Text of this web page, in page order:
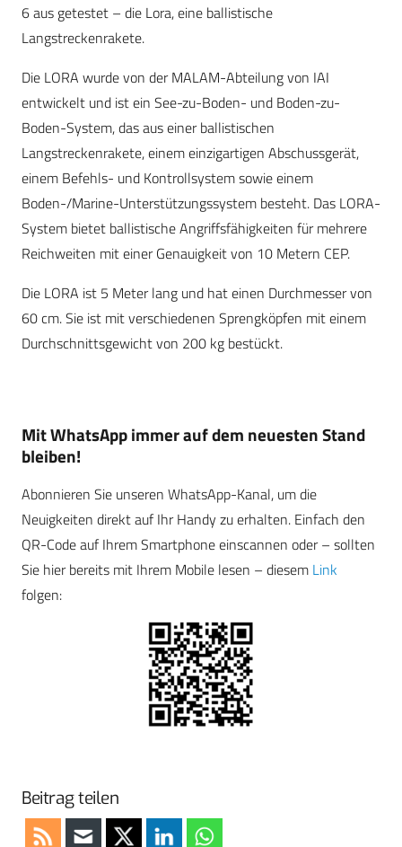
6 aus getestet – die Lora, eine ballistische
Langstreckenrakete.
Die LORA wurde von der MALAM-Abteilung von IAI
entwickelt und ist ein See-zu-Boden- und Boden-zu-
Boden-System, das aus einer ballistischen
Langstreckenrakete, einem einzigartigen Abschussgerät,
einem Befehls- und Kontrollsystem sowie einem
Boden-/Marine-Unterstützungssystem besteht. Das LORA-
System bietet ballistische Angriffsfähigkeiten für mehrere
Reichweiten mit einer Genauigkeit von 10 Metern CEP.
Die LORA ist 5 Meter lang und hat einen Durchmesser von
60 cm. Sie ist mit verschiedenen Sprengköpfen mit einem
Durchschnittsgewicht von 200 kg bestückt.
Mit WhatsApp immer auf dem neuesten Stand
bleiben!
Abonnieren Sie unseren WhatsApp-Kanal, um die
Neuigkeiten direkt auf Ihr Handy zu erhalten. Einfach den
QR-Code auf Ihrem Smartphone einscannen oder – sollten
Sie hier bereits mit Ihrem Mobile lesen – diesem Link
folgen:
Beitrag teilen